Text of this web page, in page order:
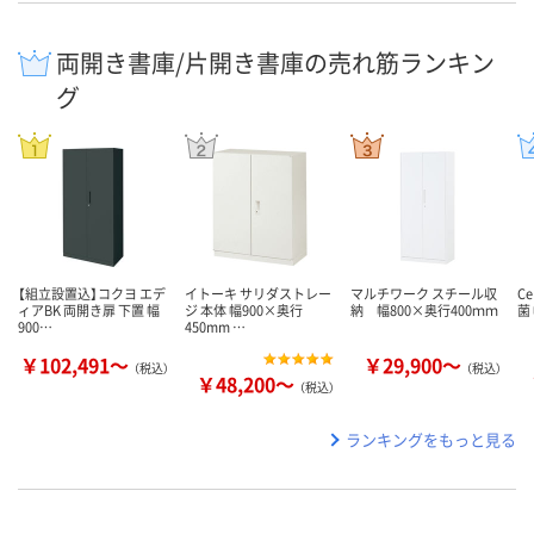
両開き書庫/片開き書庫の売れ筋ランキン
グ
【組立設置込】コクヨ エデ
ィアBK 両開き扉 下置 幅
900…
￥102,491～ （税込）
イトーキ サリダストレー
ジ 本体 幅900×奥行
450mm …
￥48,200～ （税込）
マルチワーク スチール収
納 幅800×奥行400ｍｍ
￥29,900～ （税込）
ランキングをもっと見る